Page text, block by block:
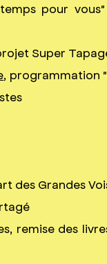
pour vous
Super
, programmation
des Grandes
remise des